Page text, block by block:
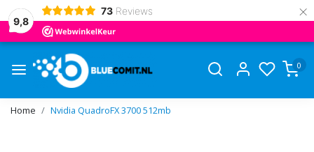
9,8
73 Reviews ×
0
Home Nvidia QuadroFX 3700 512mb